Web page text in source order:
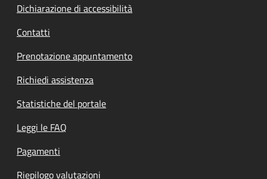
Dichiarazione di accessibilità
Contatti
Prenotazione appuntamento
Richiedi assistenza
Statistiche del portale
Leggi le FAQ
Pagamenti
Riepilogo valutazioni